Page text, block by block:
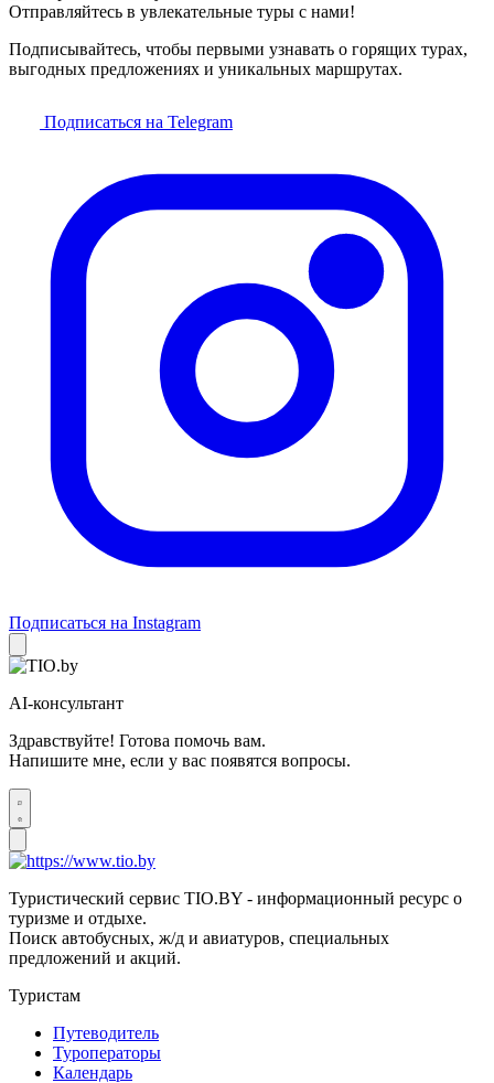
Отправляйтесь в увлекательные туры с нами!
Подписывайтесь, чтобы первыми узнавать о горящих турах,
выгодных предложениях и уникальных маршрутах.
Подписаться на Telegram
Подписаться на Instagram
AI-консультант
Здравствуйте! Готова помочь вам.
Напишите мне, если у вас появятся вопросы.
Туристический сервис TIO.BY - информационный ресурс о
туризме и отдыхе.
Поиск автобусных, ж/д и авиатуров, специальных
предложений и акций.
Туристам
Путеводитель
Туроператоры
Календарь